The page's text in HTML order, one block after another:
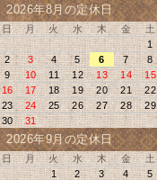
2026年8月の定休日
日 月 火 水 木 金
土
1
2
3 4 5 6 7
8
9
10 11 12 13 14
15
16
17 18 19 20 21
22
23
24 25 26 27 28
29
30
31
2026年9月の定休日
日 月 火 水 木 金
土
1
2 3 4
5